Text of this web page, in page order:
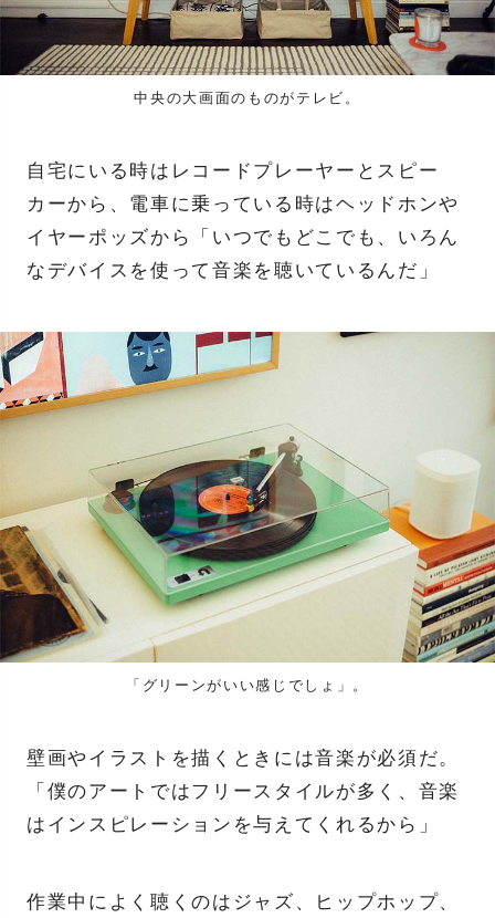
中央の大画面のものがテレビ。
自宅にいる時はレコードプレーヤーとスピー
カーから、電車に乗っている時はヘッドホンや
イヤーポッズから「いつでもどこでも、いろん
なデバイスを使って音楽を聴いているんだ」
「グリーンがいい感じでしょ」。
壁画やイラストを描くときには音楽が必須だ。
「僕のアートではフリースタイルが多く、音楽
はインスピレーションを与えてくれるから」
作業中によく聴くのはジャズ、ヒップホップ、